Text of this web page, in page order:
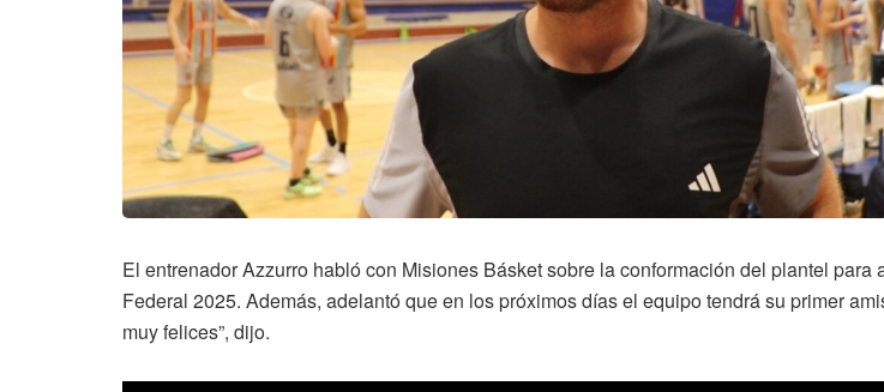
El entrenador Azzurro habló con Misiones Básket sobre la conformación del plantel para
Federal 2025. Además, adelantó que en los próximos días el equipo tendrá su primer
muy felices”, dijo.